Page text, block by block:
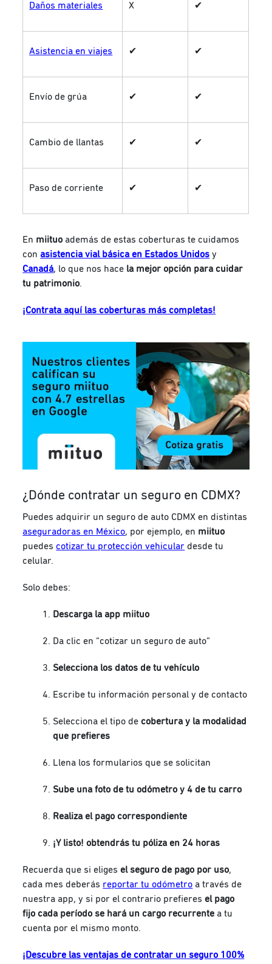
Daños materiales X ✔
Asistencia en viajes ✔ ✔
Envío de grúa ✔ ✔
Cambio de llantas ✔ ✔
Paso de corriente ✔ ✔
En miituo además de estas coberturas te cuidamos
con asistencia vial básica en Estados Unidos y
Canadá, lo que nos hace la mejor opción para cuidar
tu patrimonio.
¡Contrata aquí las coberturas más completas!
¿Dónde contratar un seguro en CDMX?
Puedes adquirir un seguro de auto CDMX en distintas
aseguradoras en México, por ejemplo, en miituo
puedescotizar tu protección vehicular desde tu
celular.
Solo debes:
Descarga la app miituo
Da clic en “cotizar un seguro de auto”
Selecciona los datos de tu vehículo
Escribe tu información personal y de contacto
Selecciona el tipo decobertura y la modalidad
que prefieres
Llena los formularios que se solicitan
Sube una foto de tu odómetro y 4 de tu carro
Realiza el pago correspondiente
¡Y listo! obtendrás tu póliza en 24 horas
Recuerda que si eligesel seguro de pago por uso,
cada mes deberás reportar tu odómetro a través de
nuestra app, y si por el contrario prefieres el pago
fijo cada período se hará un cargo recurrente a tu
cuenta por el mismo monto.
¡Descubre las ventajas de contratar un seguro 100%